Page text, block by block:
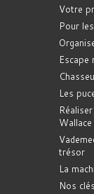
Votre
Pour
Escape
Les
Wallace
trésor
La
Nos clés